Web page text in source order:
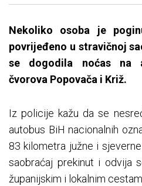
Nekoliko osoba je
povrijeđeno u stravičnoj
se dogodila noćas na
čvorova Popovača i Križ.
Iz policije kažu da se
autobus BiH nacionalnih
83 kilometra južne i
saobraćaj prekinut i odvija
županijskim i lokalnim